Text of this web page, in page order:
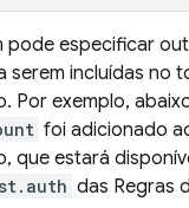
pode especificar
serem incluídas no
Por exemplo,
foi adicionado
que estará
das Regras